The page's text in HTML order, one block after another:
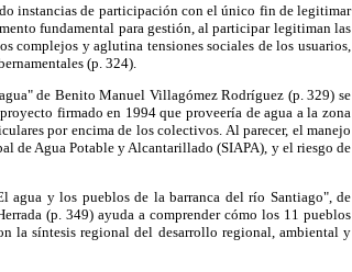
instancias de participación con el único fin de legitimar
fundamental para gestión, al participar legitiman las
complejos y aglutina tensiones sociales de los usuarios,
(p. 324).
de Benito Manuel Villagómez Rodríguez (p. 329) se
firmado en 1994 que proveería de agua a la zona
por encima de los colectivos. Al parecer, el manejo
de Agua Potable y Alcantarillado (SIAPA), y el riesgo de
agua y los pueblos de la barranca del río Santiago", de
(p. 349) ayuda a comprender cómo los 11 pueblos
la síntesis regional del desarrollo regional, ambiental y